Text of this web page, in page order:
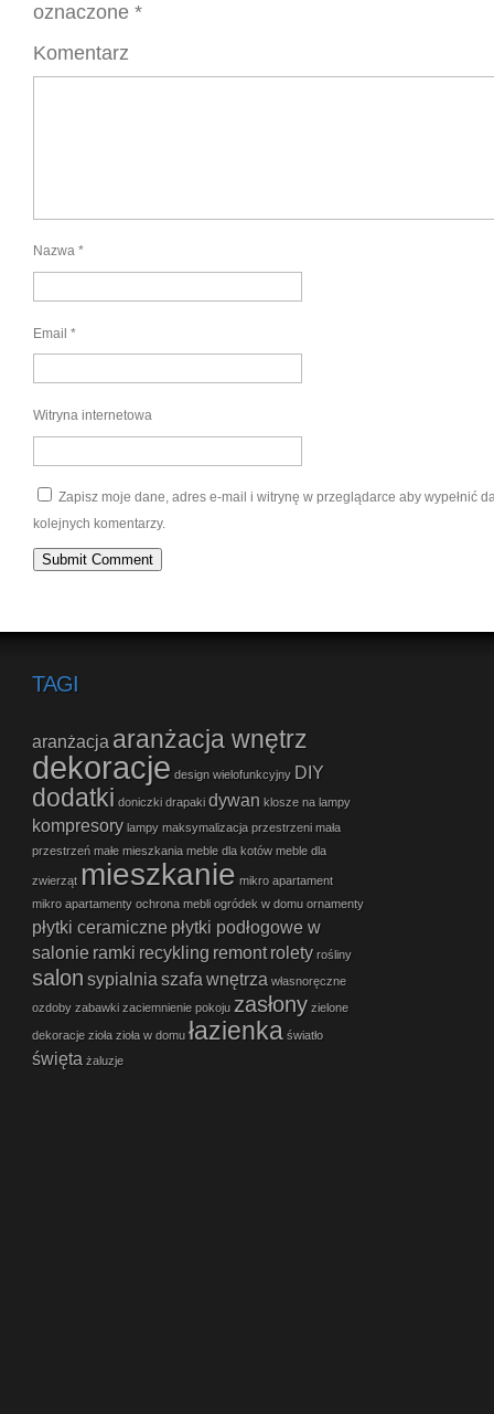
oznaczone *
Komentarz
Nazwa *
Email *
Witryna internetowa
Zapisz moje dane, adres e-mail i witrynę w przeglądarce aby wypełnić
kolejnych komentarzy.
TAGI
aranżacja aranżacja wnętrz
dekoracje design wielofunkcyjny DIY
dodatki doniczki drapaki dywan klosze na lampy
kompresory lampy maksymalizacja przestrzeni mała
przestrzeń małe mieszkania meble dla kotów meble dla
zwierząt mieszkanie mikro apartament
mikro apartamenty ochrona mebli ogródek w domu ornamenty
płytki ceramiczne płytki podłogowe w
salonie ramki recykling remont rolety rośliny
salon sypialnia szafa wnętrza własnoręczne
ozdoby zabawki zaciemnienie pokoju zasłony zielone
dekoracje zioła zioła w domu łazienka światło
święta żaluzje